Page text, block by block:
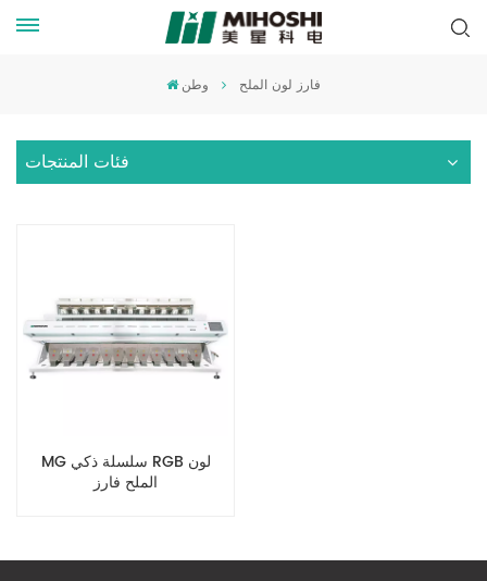
وطن فارز لون الملح
فئات المنتجات
MG سلسلة ذكي RGB لون
الملح فارز